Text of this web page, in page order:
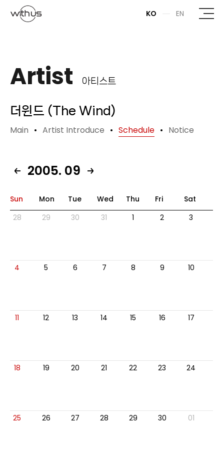
본문바로가기
KO EN
Artist 아티스트
더윈드 (The Wind)
Main Artist Introduce Schedule Notice
2005. 09
Sun Mon Tue Wed Thu Fri
Sat
28
29 30 31 1 2 3
4 5 6 7 8 9 10
11 12 13 14 15 16 17
18 19 20 21 22 23 24
25 26 27 28 29 30 01